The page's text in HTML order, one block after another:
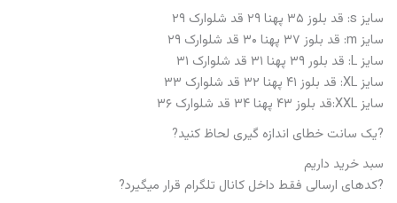
سایز s: قد بلوز ۳۵ پهنا ۲۹ قد شلوارک ۲۹
سایز m: قد بلوز ۳۷ پهنا ۳۰ قد شلوارک ۲۹
سایز L: قد بلور ۳۹ پهنا ۳۱ قد شلوارک ۳۱
سایز XL: قد بلوز ۴۱ پهنا ۳۲ قد شلوارک ۳۳
سایز XXL:قد بلوز ۴۳ پهنا ۳۴ قد شلوارک ۳۶
?یک سانت خطای اندازه گیری لحاظ کنید?
سبد خرید داریم
?کدهای ارسالی فقط داخل کانال تلگرام قرار میگیرد?